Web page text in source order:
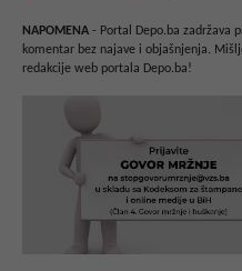
NAPOMENA - Portal Depo.ba zadržava
komentar bez najave i objašnjenja.
redakcije web portala Depo.ba!